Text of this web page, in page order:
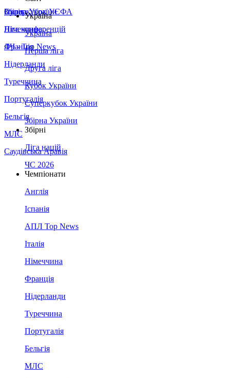
Збірна України
Італія
Німеччина
Франція
Нідерланди
Туреччина
Португалія
Бельгія
МЛС
Саудівська Аравія
Суперкубок УЄФА
Ліга конференцій
ЛЧ - Top News
Україна
Україна
Перша ліга
Друга ліга
Кубок України
Суперкубок України
Збірна України
Збірні
Ліга націй
ЧС 2026
Чемпіонати
Англія
Іспанія
АПЛ Top News
Італія
Німеччина
Франція
Нідерланди
Туреччина
Португалія
Бельгія
МЛС